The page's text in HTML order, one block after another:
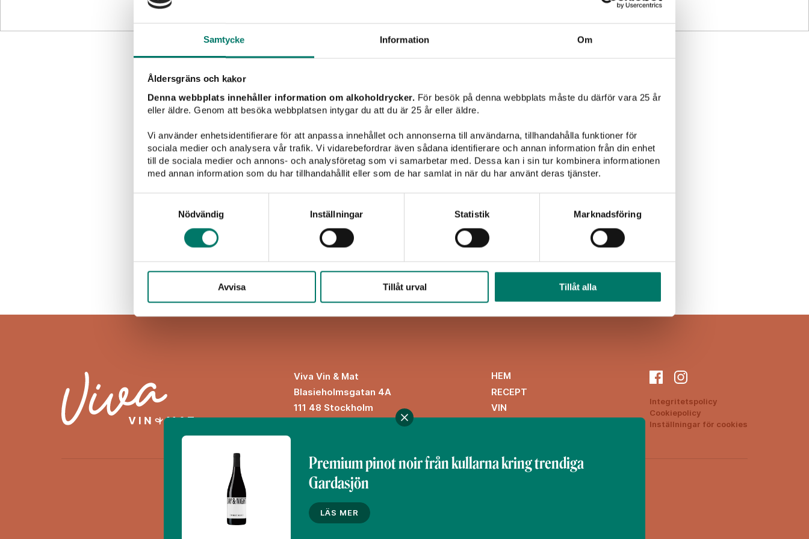
Samtycke Information Om
Åldersgräns och kakor
Denna webbplats innehåller information om alkoholdrycker. För besök på denna webbplats måste du därför vara 25 år
eller äldre. Genom att besöka webbplatsen intygar du att du är 25 år eller äldre.
Vi använder enhetsidentifierare för att anpassa innehållet och annonserna till användarna, tillhandahålla funktioner för
sociala medier och analysera vår trafik. Vi vidarebefordrar även sådana identifierare och annan information från din enhet
till de sociala medier och annons- och analysföretag som vi samarbetar med. Dessa kan i sin tur kombinera informationen
med annan information som du har tillhandahållit eller som de har samlat in när du har använt deras tjänster.
Nödvändig
Inställningar Statistik Marknadsföring
Avvisa Tillåt urval Tillåt alla
Vinet passar till
Grillat Sallader Pasta Pizza Fisk & skaldjur Vegetariskt Fågel Plockmat
Champagne
Viva Vin & Mat
Blasieholmsgatan 4A
111 48 Stockholm
HEM
RECEPT
VIN
Integritetspolicy
Cookiepolicy
Inställningar för cookies
Denna webbplats drivs av Vinklubben i Norden AB
© 2026 vivavinomat.se
Premium pinot noir från kullarna kring trendiga
Gardasjön
LÄS MER